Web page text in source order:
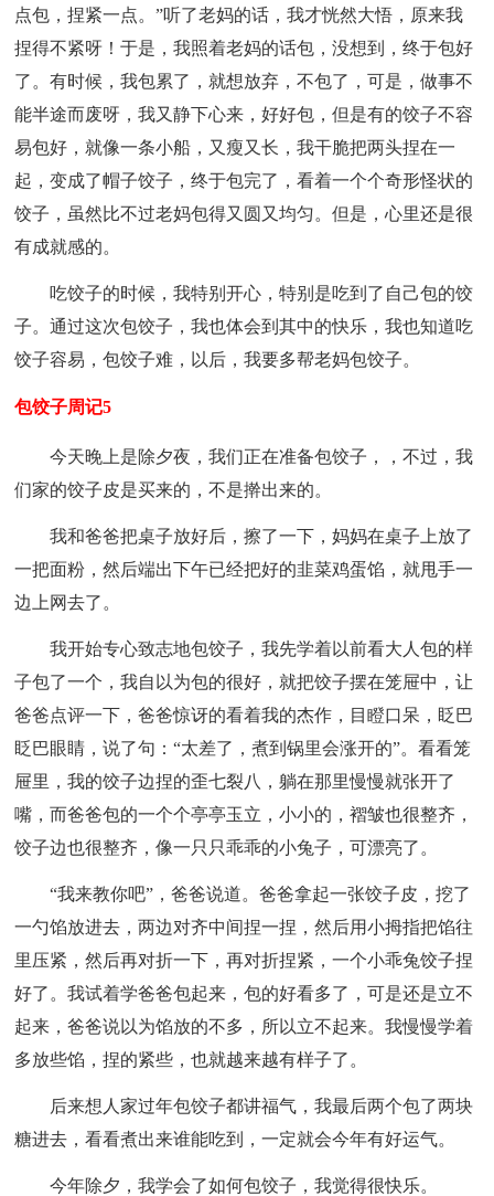
点包，捏紧一点。”听了老妈的话，我才恍然大悟，原来我
捏得不紧呀！于是，我照着老妈的话包，没想到，终于包好
了。有时候，我包累了，就想放弃，不包了，可是，做事不
能半途而废呀，我又静下心来，好好包，但是有的饺子不容
易包好，就像一条小船，又瘦又长，我干脆把两头捏在一
起，变成了帽子饺子，终于包完了，看着一个个奇形怪状的
饺子，虽然比不过老妈包得又圆又均匀。但是，心里还是很
有成就感的。
吃饺子的时候，我特别开心，特别是吃到了自己包的饺
子。通过这次包饺子，我也体会到其中的快乐，我也知道吃
饺子容易，包饺子难，以后，我要多帮老妈包饺子。
包饺子周记5
今天晚上是除夕夜，我们正在准备包饺子，，不过，我
们家的饺子皮是买来的，不是擀出来的。
我和爸爸把桌子放好后，擦了一下，妈妈在桌子上放了
一把面粉，然后端出下午已经把好的韭菜鸡蛋馅，就甩手一
边上网去了。
我开始专心致志地包饺子，我先学着以前看大人包的样
子包了一个，我自以为包的很好，就把饺子摆在笼屉中，让
爸爸点评一下，爸爸惊讶的看着我的杰作，目瞪口呆，眨巴
眨巴眼睛，说了句：“太差了，煮到锅里会涨开的”。看看笼
屉里，我的饺子边捏的歪七裂八，躺在那里慢慢就张开了
嘴，而爸爸包的一个个亭亭玉立，小小的，褶皱也很整齐，
饺子边也很整齐，像一只只乖乖的小兔子，可漂亮了。
“我来教你吧”，爸爸说道。爸爸拿起一张饺子皮，挖了
一勺馅放进去，两边对齐中间捏一捏，然后用小拇指把馅往
里压紧，然后再对折一下，再对折捏紧，一个小乖兔饺子捏
好了。我试着学爸爸包起来，包的好看多了，可是还是立不
起来，爸爸说以为馅放的不多，所以立不起来。我慢慢学着
多放些馅，捏的紧些，也就越来越有样子了。
后来想人家过年包饺子都讲福气，我最后两个包了两块
糖进去，看看煮出来谁能吃到，一定就会今年有好运气。
今年除夕，我学会了如何包饺子，我觉得很快乐。